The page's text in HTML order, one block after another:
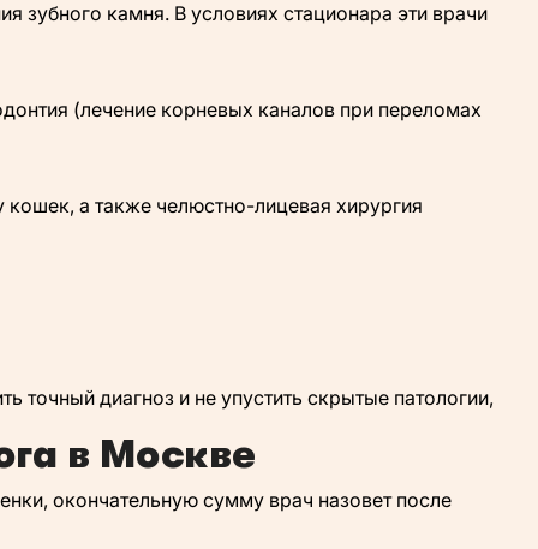
зубного камня. В условиях стационара эти врачи
(лечение корневых каналов при переломах
а также челюстно-лицевая хирургия
точный диагноз и не упустить скрытые патологии,
в Москве
окончательную сумму врач назовет после